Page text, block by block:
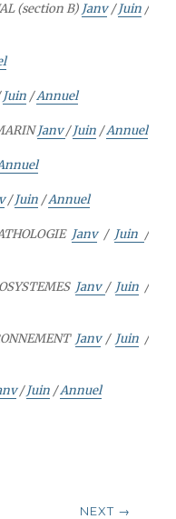
(section B) Janv/Juin/
Juin /Annuel
Janv /Juin /Annuel
/Juin /Annuel
Janv/ Juin /
Janv / Juin /
Janv/ Juin /
/Juin /Annuel
NEXT →